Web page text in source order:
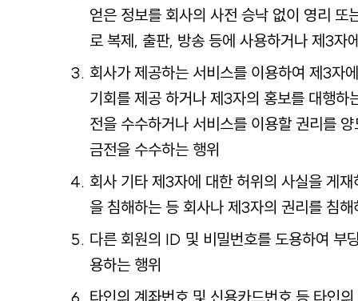
얻은 정보를 회사의 사전 승낙 없이 영리 또
로 복제, 출판, 방송 등에 사용하거나 제3자
회사가 제공하는 서비스를 이용하여 제3자
기회를 제공 하거나 제3자의 홍보를 대행하
전을 수수하거나 서비스를 이용할 권리를
금전을 수수하는 행위
회사 기타 제3자에 대한 허위의 사실을 게
을 침해하는 등 회사나 제3자의 권리를 침해
다른 회원의 ID 및 비밀번호를 도용하여 부
용하는 행위
타인의 계좌번호 및 신용카드번호 등 타인